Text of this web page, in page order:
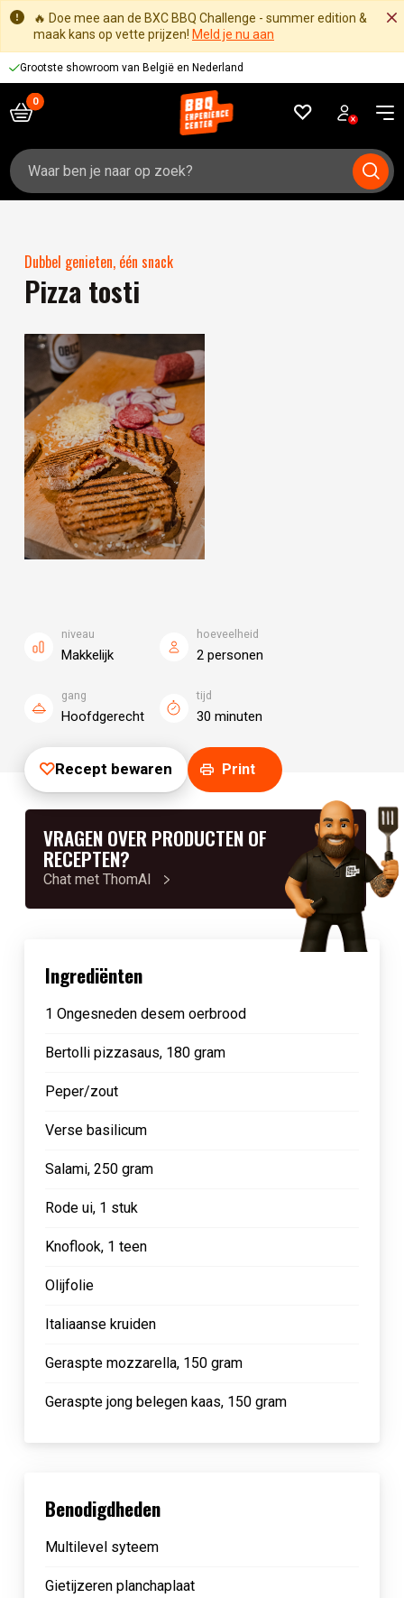
🔥 Doe mee aan de BXC BBQ Challenge - summer edition &
maak kans op vette prijzen! Meld je nu aan
Grootste showroom van België en Nederland
Zoeken
naar:
Dubbel genieten, één snack
Pizza tosti
niveau
Makkelijk
hoeveelheid
2 personen
gang
Hoofdgerecht
tijd
30 minuten
Recept bewaren Print
VRAGEN OVER PRODUCTEN OF
RECEPTEN?
Chat met ThomAI
Ingrediënten
1 Ongesneden desem oerbrood
Bertolli pizzasaus, 180 gram
Peper/zout
Verse basilicum
Salami, 250 gram
Rode ui, 1 stuk
Knoflook, 1 teen
Olijfolie
Italiaanse kruiden
Geraspte mozzarella, 150 gram
Geraspte jong belegen kaas, 150 gram
Benodigdheden
Multilevel syteem
Gietijzeren planchaplaat